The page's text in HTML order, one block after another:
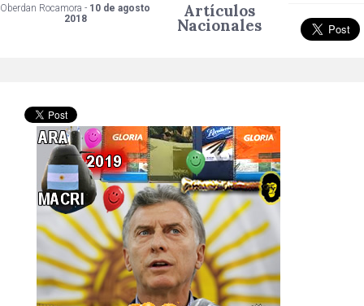
Oberdan Rocamora - 10 de agosto
2018
Artículos
Nacionales